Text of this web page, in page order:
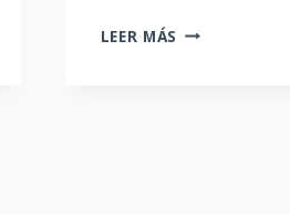
LEER MÁS REMOTE